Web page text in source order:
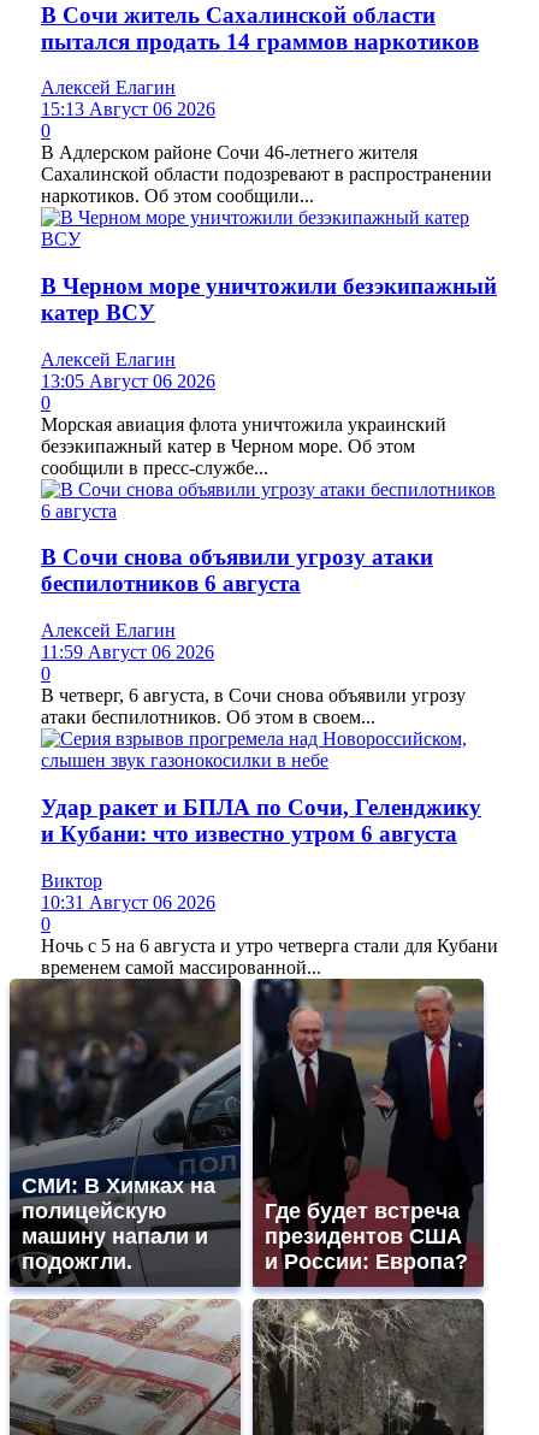
В Сочи житель Сахалинской области
пытался продать 14 граммов наркотиков
Алексей Елагин
15:13 Август 06 2026
0
В Адлерском районе Сочи 46-летнего жителя
Сахалинской области подозревают в распространении
наркотиков. Об этом сообщили...
В Черном море уничтожили безэкипажный
катер ВСУ
Алексей Елагин
13:05 Август 06 2026
0
Морская авиация флота уничтожила украинский
безэкипажный катер в Черном море. Об этом
сообщили в пресс-службе...
В Сочи снова объявили угрозу атаки
беспилотников 6 августа
Алексей Елагин
11:59 Август 06 2026
0
В четверг, 6 августа, в Сочи снова объявили угрозу
атаки беспилотников. Об этом в своем...
Удар ракет и БПЛА по Сочи, Геленджику
и Кубани: что известно утром 6 августа
Виктор
10:31 Август 06 2026
0
Ночь с 5 на 6 августа и утро четверга стали для Кубани
временем самой массированной...
СМИ: В Химках на
полицейскую
машину напали и
подожгли.
Где будет встреча
президентов США
и России: Европа?